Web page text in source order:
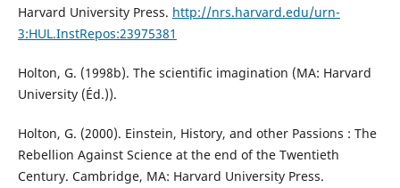
Harvard University Press. http://nrs.harvard.edu/urn-
3:HUL.InstRepos:23975381
Holton, G. (1998b). The scientific imagination (MA: Harvard
University (Éd.)).
Holton, G. (2000). Einstein, History, and other Passions : The
Rebellion Against Science at the end of the Twentieth
Century. Cambridge, MA: Harvard University Press.